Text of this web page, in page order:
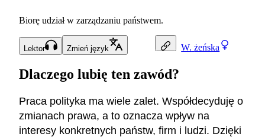
W. żeńska
Biorę udział w zarządzaniu państwem.
Lektor Zmień język
Dlaczego lubię ten zawód?
Praca polityka ma wiele zalet. Współdecyduję o
zmianach prawa, a to oznacza wpływ na
interesy konkretnych państw, firm i ludzi. Dzięki